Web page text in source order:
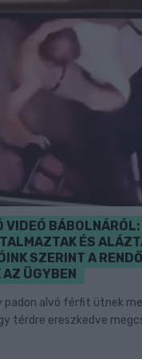
VIDEÓ
ÉS
SZERINT A
ÜGYBEN
alvó férfit ütnek
térdre ereszkedve